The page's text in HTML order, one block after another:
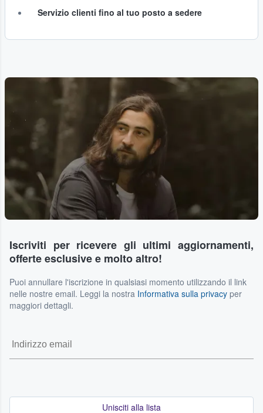
Servizio clienti fino al tuo posto a sedere
Iscriviti per ricevere gli ultimi aggiornamenti,
offerte esclusive e molto altro!
Puoi annullare l'iscrizione in qualsiasi momento utilizzando il link
nelle nostre email. Leggi la nostra Informativa sulla privacy per
maggiori dettagli.
Unisciti alla lista